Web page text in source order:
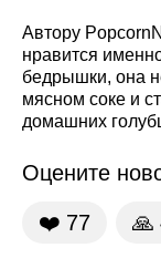
Автору
нравится
бедрышки, она
мясном соке и
домашних
Оцените
❤️ 77 🙏